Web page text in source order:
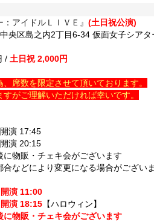
：アイドルＬＩＶＥ』 (土日祝公演)
央区島之内2丁目6-34 仮面女子シアタ
/ 土日祝 2,000円
席数を限定させて頂いております。
がご理解いただければ幸いです。
演 17:45
演 20:15
物販・チェキ会がございます
などにより変更になる場合がござい
演 11:00
演 18:15 【ハロウィン】
物販・チェキ会がございます